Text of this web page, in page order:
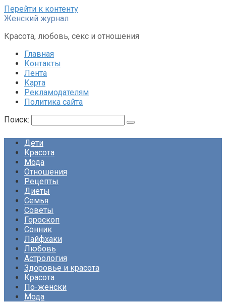
Перейти к контенту
Женский журнал
Красота, любовь, секс и отношения
Главная
Контакты
Лента
Карта
Рекламодателям
Политика сайта
Поиск:
Дети
Красота
Мода
Отношения
Рецепты
Диеты
Семья
Советы
Гороскоп
Сонник
Лайфхаки
Любовь
Астрология
Здоровье и красота
Красота
По-женски
Мода